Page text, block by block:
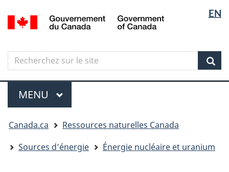
Aller
au
principal
Skip
to
government"
Passer
à
version
simplifiée
langue
EN
Canada
Search
Recherchez
sur
le
site
Menu
MENU PRINCIPAL
êtes
ici
Canada.ca
Ressources naturelles Canada
Sources d’énergie
Énergie nucléaire et uranium